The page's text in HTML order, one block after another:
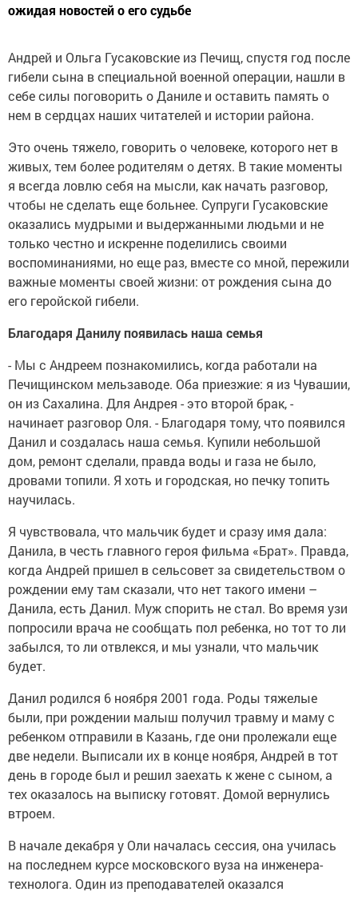
ожидая новостей о его судьбе
Андрей и Ольга Гусаковские из Печищ, спустя год после
гибели сына в специальной военной операции, нашли в
себе силы поговорить о Даниле и оставить память о
нем в сердцах наших читателей и истории района.
Это очень тяжело, говорить о человеке, которого нет в
живых, тем более родителям о детях. В такие моменты
я всегда ловлю себя на мысли, как начать разговор,
чтобы не сделать еще больнее. Супруги Гусаковские
оказались мудрыми и выдержанными людьми и не
только честно и искренне поделились своими
воспоминаниями, но еще раз, вместе со мной, пережили
важные моменты своей жизни: от рождения сына до
его геройской гибели.
Благодаря Данилу появилась наша семья
- Мы с Андреем познакомились, когда работали на
Печищинском мельзаводе. Оба приезжие: я из Чувашии,
он из Сахалина. Для Андрея - это второй брак, -
начинает разговор Оля. - Благодаря тому, что появился
Данил и создалась наша семья. Купили небольшой
дом, ремонт сделали, правда воды и газа не было,
дровами топили. Я хоть и городская, но печку топить
научилась.
Я чувствовала, что мальчик будет и сразу имя дала:
Данила, в честь главного героя фильма «Брат». Правда,
когда Андрей пришел в сельсовет за свидетельством о
рождении ему там сказали, что нет такого имени –
Данила, есть Данил. Муж спорить не стал. Во время узи
попросили врача не сообщать пол ребенка, но тот то ли
забылся, то ли отвлекся, и мы узнали, что мальчик
будет.
Данил родился 6 ноября 2001 года. Роды тяжелые
были, при рождении малыш получил травму и маму с
ребенком отправили в Казань, где они пролежали еще
две недели. Выписали их в конце ноября, Андрей в тот
день в городе был и решил заехать к жене с сыном, а
тех оказалось на выписку готовят. Домой вернулись
втроем.
В начале декабря у Оли началась сессия, она училась
на последнем курсе московского вуза на инженера-
технолога. Один из преподавателей оказался